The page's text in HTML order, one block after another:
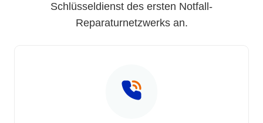
Schlüsseldienst des ersten Notfall-
Reparaturnetzwerks an.